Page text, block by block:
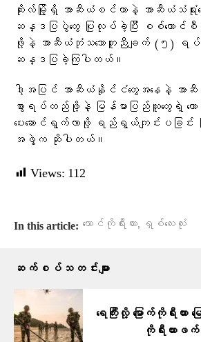
ဆိုးလ်မြို့ရှိ အာဆီယံစင်တာနဲ့ အာဆီယံသံရုံးတွ
ဆန္ဒပြပွဲတွေ ပြုလုပ်ခဲ့ပြီး စစ်ကောင်
ဖို့နဲ့ အာဆီယံဘုံသဘောတူညီချက် (၅) ရပ်
ဆန္ဒပြခဲ့ကြပါတယ်။
ဒါ့အပြင် အာဆီယံနိုင်ငံတွေအနေနဲ့ အာဆီယံခ
စွာရပ်တည်ဖို့နဲ့ မြန်မာပြည်သူတွေရဲ့ တော
ပေးဆောင်ရွက်လာဖို့ ရည်ရွယ်ကျင်းပခြင်း ဖြ
အဖွဲ့က ဆိုပါတယ်။
Views: 112
In this article: တောင်ကိုရီးယား, ရှစ်လေးလုံး
ဆက်စပ်သတင်းများ
ရေကြီးလို့ မြောက်ကိုရီးယား
ကိုရီးယားဖက်